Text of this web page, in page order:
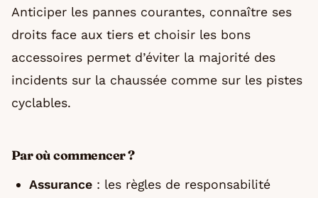
Anticiper les pannes courantes, connaître ses
droits face aux tiers et choisir les bons
accessoires permet d’éviter la majorité des
incidents sur la chaussée comme sur les pistes
cyclables.
Par où commencer ?
Assurance: les règles de responsabilité